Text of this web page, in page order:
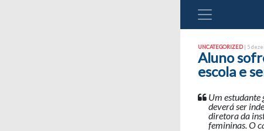
UNCATEGORIZED| 5
Aluno
escola e
Um estudante
deverá ser
diretora da
femininas. O